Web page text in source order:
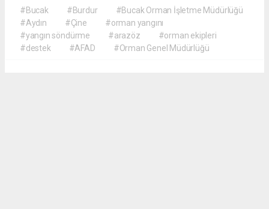
#Bucak #Burdur
#Bucak Orman İşletme Müdürlüğü
#Aydın
#Çine
#orman yangını
#yangın söndürme
#arazöz
#orman ekipleri
#destek
#AFAD #Orman Genel Müdürlüğü